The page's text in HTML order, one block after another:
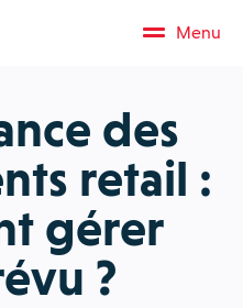
Menu
des
retail :
gérer
?